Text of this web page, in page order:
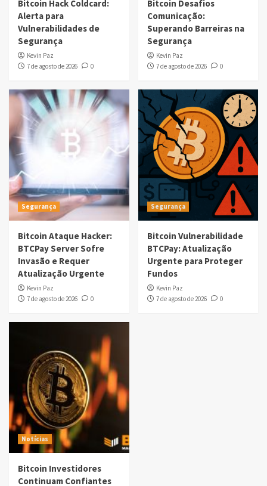
Bitcoin Hack Coldcard:
Alerta para
Vulnerabilidades de
Segurança
Kevin Paz
7 de agosto de 2026
0
Bitcoin Desafios
Comunicação:
Superando Barreiras na
Segurança
Kevin Paz
7 de agosto de 2026
0
Segurança
Bitcoin Ataque Hacker:
BTCPay Server Sofre
Invasão e Requer
Atualização Urgente
Kevin Paz
7 de agosto de 2026
0
Segurança
Bitcoin Vulnerabilidade
BTCPay: Atualização
Urgente para Proteger
Fundos
Kevin Paz
7 de agosto de 2026
0
Notícias
Bitcoin Investidores
Continuam Confiantes